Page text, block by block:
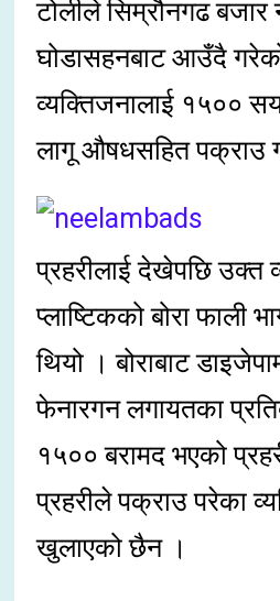
टोलीले सिम्रौनगढ
घोडासहनबाट आउँदै
व्यक्तिजनालाई १५००
लागू औषधसहित पक्राउ
प्रहरीलाई देखेपछि उक्त
प्लाष्टिकको बोरा फाली
थियो । बोराबाट
फेनारगन लगायतका
१५०० बरामद भएको
प्रहरीले पक्राउ परेका
खुलाएको छैन ।